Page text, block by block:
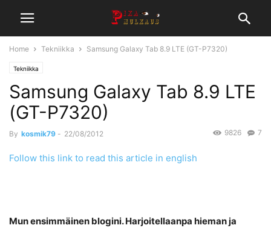
Home Tekniikka Samsung Galaxy Tab 8.9 LTE (GT-P7320)
Tekniikka
Samsung Galaxy Tab 8.9 LTE
(GT-P7320)
By kosmik79 - 22/08/2012 7
9826
Follow this link to read this article in english
Mun ensimmäinen blogini. Harjoitellaanpa hieman ja